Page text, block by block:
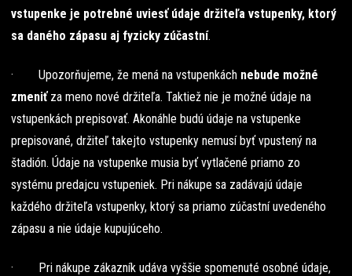
vstupenke je potrebné uviesť údaje držiteľa vstupenky, ktorý
sa daného zápasu aj fyzicky zúčastní.
· Upozorňujeme, že mená na vstupenkách nebude možné
zmeniťza meno nové držiteľa. Taktiež nie je možné údaje na
vstupenkách prepisovať. Akonáhle budú údaje na vstupenke
prepisované, držiteľ takejto vstupenky nemusí byť vpustený na
štadión. Údaje na vstupenke musia byť vytlačené priamo zo
systému predajcu vstupeniek. Pri nákupe sa zadávajú údaje
každého držiteľa vstupenky, ktorý sa priamo zúčastní uvedeného
zápasu a nie údaje kupujúceho.
· Pri nákupe zákazník udáva vyššie spomenuté osobné údaje,